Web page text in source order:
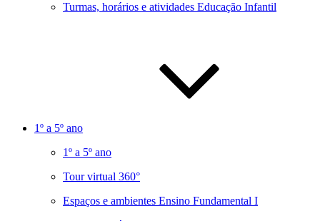
Turmas, horários e atividades Educação Infantil
1º a 5º ano
1º a 5º ano
Tour virtual 360°
Espaços e ambientes Ensino Fundamental I